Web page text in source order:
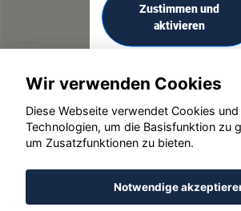
Zustimmen und
aktivieren
© konjunkturmotor.de GmbH
Wir verwenden Cookies
Diese Webseite verwendet Cookies
Technologien, um die Basisfunktion zu
um Zusatzfunktionen zu bieten.
Notwendige